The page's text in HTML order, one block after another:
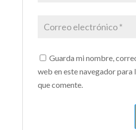
Guarda mi nombre,
web en este navegador para
que comente.